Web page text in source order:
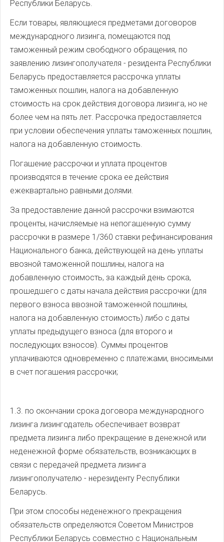
Республики Беларусь.
Если товары, являющиеся предметами договоров
международного лизинга, помещаются под
таможенный режим свободного обращения, по
заявлению лизингополучателя - резидента Республики
Беларусь предоставляется рассрочка уплаты
таможенных пошлин, налога на добавленную
стоимость на срок действия договора лизинга, но не
более чем на пять лет. Рассрочка предоставляется
при условии обеспечения уплаты таможенных пошлин,
налога на добавленную стоимость.
Погашение рассрочки и уплата процентов
производятся в течение срока ее действия
ежеквартально равными долями.
За предоставление данной рассрочки взимаются
проценты, начисляемые на непогашенную сумму
рассрочки в размере 1/360 ставки рефинансирования
Национального банка, действующей на день уплаты
ввозной таможенной пошлины, налога на
добавленную стоимость, за каждый день срока,
прошедшего с даты начала действия рассрочки (для
первого взноса ввозной таможенной пошлины,
налога на добавленную стоимость) либо с даты
уплаты предыдущего взноса (для второго и
последующих взносов). Суммы процентов
уплачиваются одновременно с платежами, вносимыми
в счет погашения рассрочки;
1.3. по окончании срока договора международного
лизинга лизингодатель обеспечивает возврат
предмета лизинга либо прекращение в денежной или
неденежной форме обязательств, возникающих в
связи с передачей предмета лизинга
лизингополучателю - нерезиденту Республики
Беларусь.
При этом способы неденежного прекращения
обязательств определяются Советом Министров
Республики Беларусь совместно с Национальным